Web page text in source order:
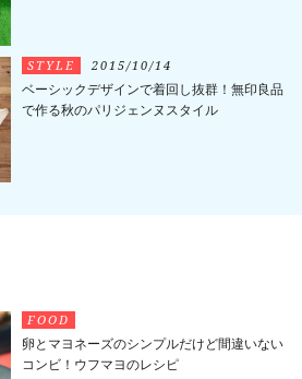
STYLE 2015/10/14
ベーシックデザインで着回し抜群！無印良品
で作る秋のパリジェンヌスタイル
FOOD
卵とマヨネーズのシンプルだけど間違いない
コンビ！ウフマヨのレシピ